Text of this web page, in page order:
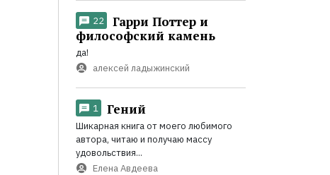
22
Гарри Поттер и
философский камень
да!
алексей ладыжинский
1 Гений
Шикарная книга от моего любимого
автора, читаю и получаю массу
удовольствия...
Елена Авдеева